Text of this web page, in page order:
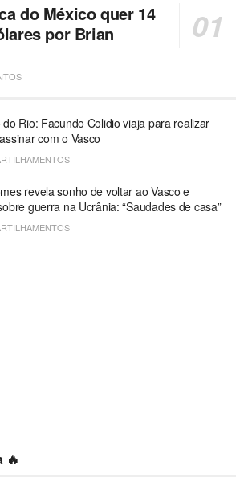
do México quer 14
por Brian
Rio: Facundo Colidio viaja para realizar
com o Vasco
revela sonho de voltar ao Vasco e
guerra na Ucrânia: “Saudades de casa”
🔥